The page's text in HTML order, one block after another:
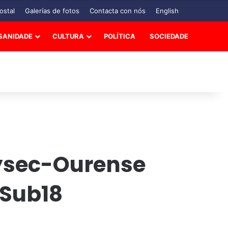
Galerías de fotos Contacta con nós English
CULTURA POLÍTICA SOCIEDADE
Ourense